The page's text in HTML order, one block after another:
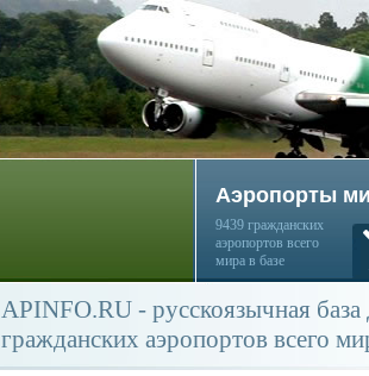
Аэропорты
9439 гражданских
аэропортов всего
мира в базе
APINFO.RU - русскоязычная
гражданских аэропортов всего